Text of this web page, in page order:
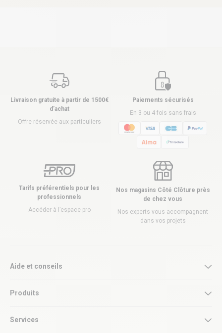
Livraison gratuite à partir de 1500€
d’achat
Offre réservée aux particuliers
Paiements sécurisés
En 3 ou 4 fois sans frais
Tarifs préférentiels pour les
professionnels
Accéder à l’espace pro
Nos magasins Côté Clôture près
de chez vous
Nos experts vous accompagnent
dans vos projets
Aide et conseils
Produits
Services